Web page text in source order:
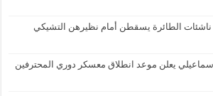
ناشئات الطائرة يسقطن أمام نظيرهن التشيكي
يعلن موعد انطلاق معسكر دوري المحترفين